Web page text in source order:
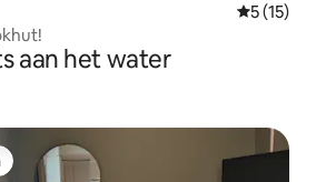
5 (15)
aan het water